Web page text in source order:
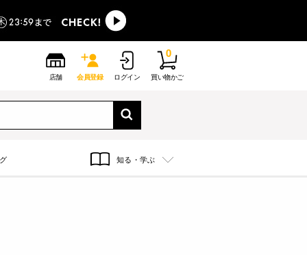
店舗 会員登録 ログイン 買い物かご
0
知る・学ぶ